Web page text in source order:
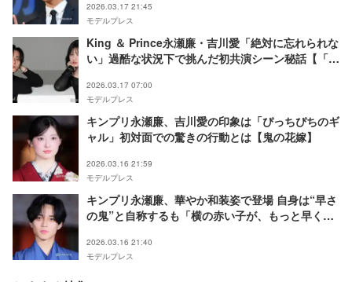
2026.03.17 21:45
モデルプレス
King ＆ Prince永瀬廉・吉川愛「絶対に忘れられな
い」過酷な状況下で挑んだ初共演シーン秘話【「鬼
2026.03.17 07:00
モデルプレス
キンプリ永瀬廉、吉川愛の印象は「ぴっちぴちのギ
ャル」初対面での驚きの行動とは【鬼の花嫁】
2026.03.16 21:59
モデルプレス
キンプリ永瀬廉、華やか和装姿で登場 自身は“早さ
の鬼”と自称するも「横の赤い子が、もっと早く
2026.03.16 21:40
モデルプレス